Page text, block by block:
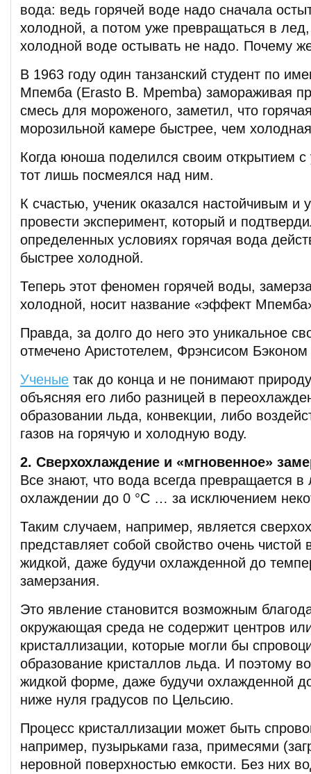
вода: ведь горячей воде надо сначала
холодной, а потом уже превращаться в
холодной воде остывать не надо. Почему
В 1963 году один танзанский студент по
Мпемба (Erasto B. Mpemba) замораживая
смесь для мороженого, заметил, что
морозильной камере быстрее, чем
Когда юноша поделился своим открытием с
тот лишь посмеялся над ним.
К счастью, ученик оказался настойчивым и
провести эксперимент, который и
определенных условиях горячая вода
быстрее холодной.
Теперь этот феномен горячей воды,
холодной, носит название «эффект
Правда, за долго до него это уникальное
отмечено Аристотелем, Фрэнсисом
Ученые так до конца и не понимают
объясняя его либо разницей в
образовании льда, конвекции, либо
газов на горячую и холодную воду.
2. Сверхохлаждение и «мгновенное»
Все знают, что вода всегда превращается в
охлаждении до 0 °C … за исключением
Таким случаем, например, является
представляет собой свойство очень чистой
жидкой, даже будучи охлажденной до
замерзания.
Это явление становится возможным
окружающая среда не содержит центров
кристаллизации, которые могли бы
образование кристаллов льда. И поэтому
жидкой форме, даже будучи охлажденной
ниже нуля градусов по Цельсию.
Процесс кристаллизации может быть
например, пузырьками газа, примесями
неровной поверхностью емкости. Без них